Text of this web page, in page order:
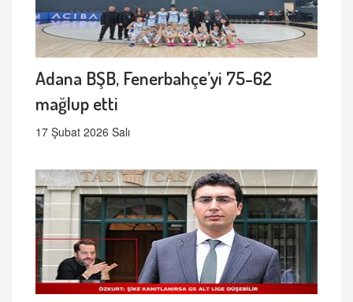
Adana BŞB, Fenerbahçe’yi 75-62
mağlup etti
17 Şubat 2026 Salı